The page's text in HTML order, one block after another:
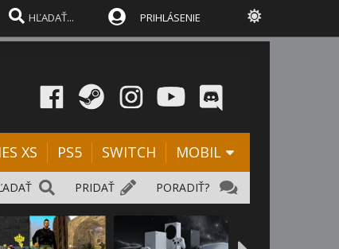
PRIHLÁSENIE
XS PS5 SWITCH MOBIL
PORADIŤ?
PRIDAŤ